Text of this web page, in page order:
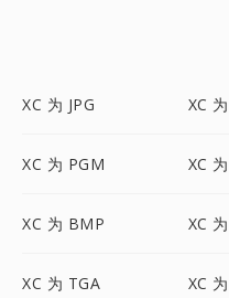
XC 为 JPG XC
XC 为 PGM XC
XC 为 BMP XC
XC 为 TGA XC